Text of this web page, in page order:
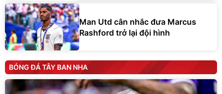
Man Utd cân nhắc đưa Marcus
Rashford trở lại đội hình
BÓNG ĐÁ TÂY BAN NHA